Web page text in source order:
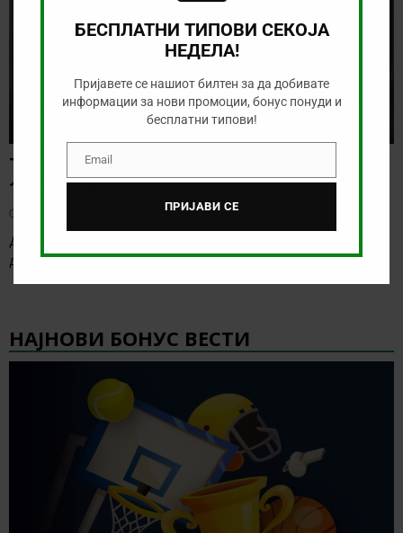
Тикет на денот (понеделник,
10.08.2026)
Денешната понуда не е баш инспиративна, но повеќе нема
денови каде што е тешко да[…]
НАЈНОВИ БОНУС ВЕСТИ
БЕСПЛАТНИ ТИПОВИ СЕКОЈА
НЕДЕЛА!
Пријавете се нашиот билтен за да добивате
информации за нови промоции, бонус понуди и
бесплатни типови!
EmailEmail
ПРИЈАВИ СЕ